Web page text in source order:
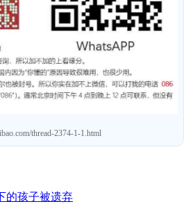
thread-2374-1-1.html
的孩子被遗弃